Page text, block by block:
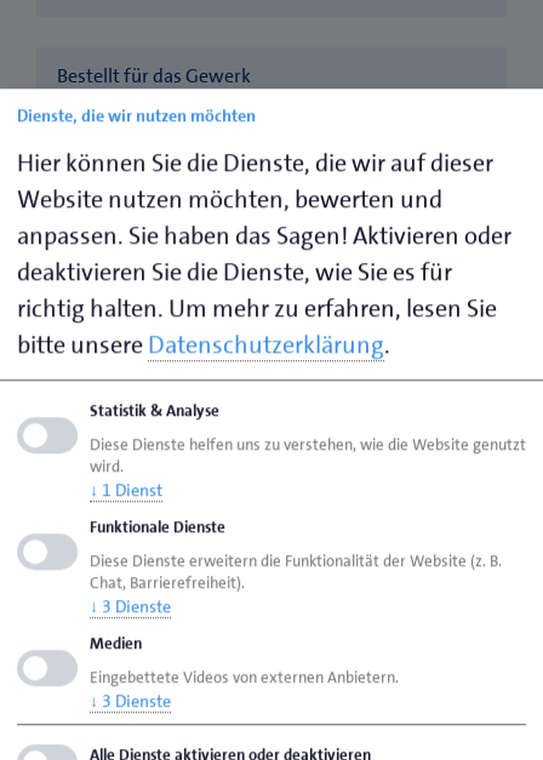
Bestellt für das Gewerk
Firma*
Strasse*
Hausnummer
*
Email*
Mit dem Absenden Ihrer Anmeldung erklären Sie sich
damit einverstanden, dass Ihre Daten zur Bearbeitung
Ihres Anliegens verwendet werden (Weitere
Informationen und Widerrufshinweise finden Sie in
Ich habe die Datenschutzerklärung zur Kenntnis
genommen*
Dienste, die wir nutzen möchten
Hier können Sie die Dienste, die wir auf dieser
Website nutzen möchten, bewerten und
anpassen. Sie haben das Sagen! Aktivieren oder
deaktivieren Sie die Dienste, wie Sie es für
richtig halten. Um mehr zu erfahren, lesen Sie
bitte unsereDatenschutzerklärung.
Statistik & Analyse
Diese Dienste helfen uns zu verstehen, wie die Website genutzt
wird.
↓ 1 Dienst
Funktionale Dienste
Diese Dienste erweitern die Funktionalität der Website (z. B.
Chat, Barrierefreiheit).
↓ 3 Dienste
Medien
Eingebettete Videos von externen Anbietern.
↓ 3 Dienste
Alle Dienste aktivieren oder deaktivieren